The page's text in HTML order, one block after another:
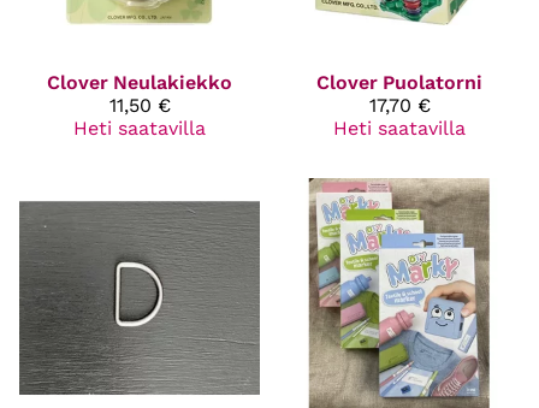
Clover Neulakiekko
11,50 €
Heti saatavilla
Clover Puolatorni
17,70 €
Heti saatavilla